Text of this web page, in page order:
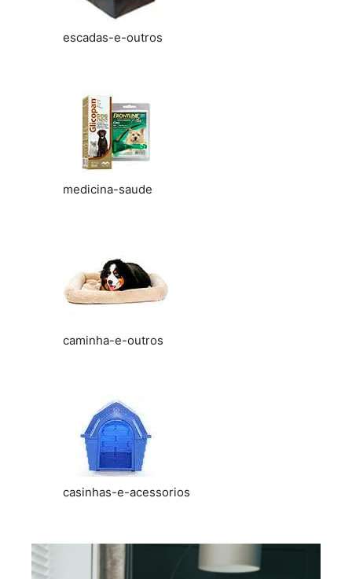
escadas-e-outros
medicina-saude
caminha-e-outros
casinhas-e-acessorios